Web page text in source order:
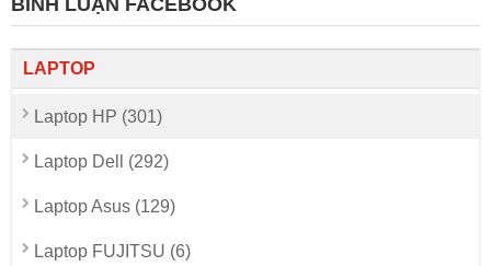
BÌNH LUẬN FACEBOOK
LAPTOP
Laptop HP (301)
Laptop Dell (292)
Laptop Asus (129)
Laptop FUJITSU (6)